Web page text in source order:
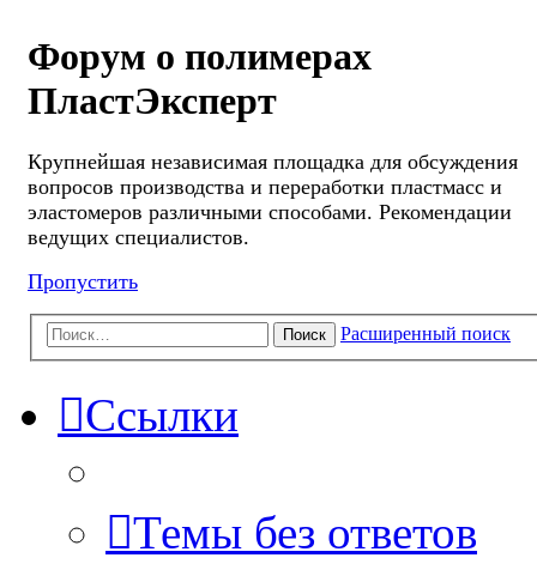
Форум о полимерах
ПластЭксперт
Крупнейшая независимая площадка для обсуждения
вопросов производства и переработки пластмасс и
эластомеров различными способами. Рекомендации
ведущих специалистов.
Пропустить
Поиск Расширенный поиск
Ссылки
Темы без ответов